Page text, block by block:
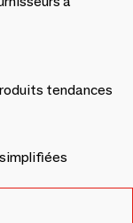
tendances